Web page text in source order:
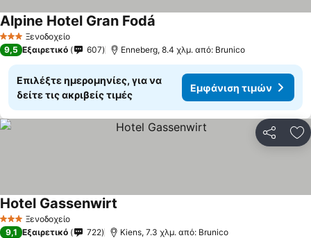
3 ΑστέριαΞενοδοχείο
Alpine Hotel Gran Fodá
9,5 Εξαιρετικό 607 Enneberg, 8.4 χλμ. από: Brunico
Επιλέξτε ημερομηνίες, για να
δείτε τις ακριβείς τιμές
Εμφάνιση τιμών
3 ΑστέριαΞενοδοχείο
Hotel Gassenwirt
9,1 Εξαιρετικό 722 Kiens, 7.3 χλμ. από: Brunico